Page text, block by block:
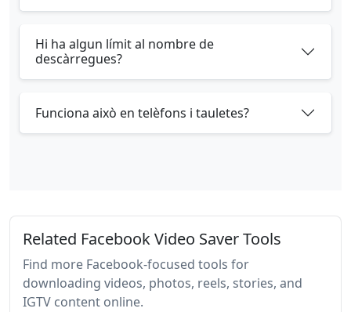
Hi ha algun límit al nombre de
descàrregues?
Funciona això en telèfons i tauletes?
Related Facebook Video Saver Tools
Find more Facebook-focused tools for
downloading videos, photos, reels, stories, and
IGTV content online.